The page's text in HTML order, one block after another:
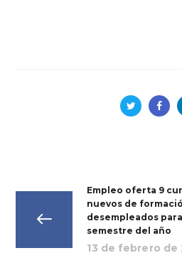
Empleo oferta 9
nuevos de
desempleados
semestre del año
13 de febrero de